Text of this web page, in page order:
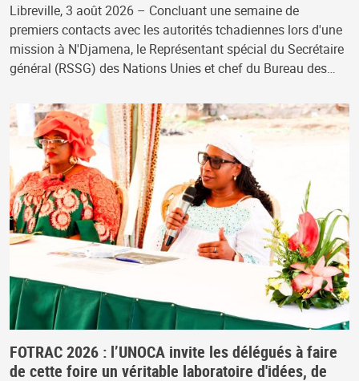
Libreville, 3 août 2026 – Concluant une semaine de
premiers contacts avec les autorités tchadiennes lors d'une
mission à N'Djamena, le Représentant spécial du Secrétaire
général (RSSG) des Nations Unies et chef du Bureau des…
FOTRAC 2026 : l’UNOCA invite les délégués à faire
de cette foire un véritable laboratoire d'idées, de